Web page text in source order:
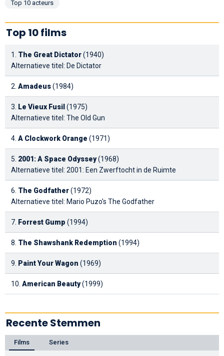
Top 10 acteurs
Top 10 films
1. The Great Dictator(1940)
Alternatieve titel: De Dictator
2. Amadeus(1984)
3. Le Vieux Fusil (1975)
Alternatieve titel: The Old Gun
4. A Clockwork Orange (1971)
5. 2001: A Space Odyssey(1968)
Alternatieve titel: 2001: Een Zwerftocht in de Ruimte
6. The Godfather(1972)
Alternatieve titel: Mario Puzo's The Godfather
7. Forrest Gump (1994)
8. The Shawshank Redemption (1994)
9. Paint Your Wagon (1969)
10. American Beauty(1999)
Recente Stemmen
Films Series